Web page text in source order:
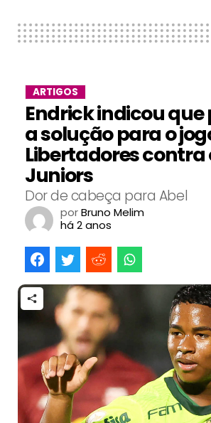
ARTIGOS
Endrick indicou que
a solução para o
Libertadores contra
Juniors
Dor de cabeça para Abel
porBruno Melim
há 2 anos